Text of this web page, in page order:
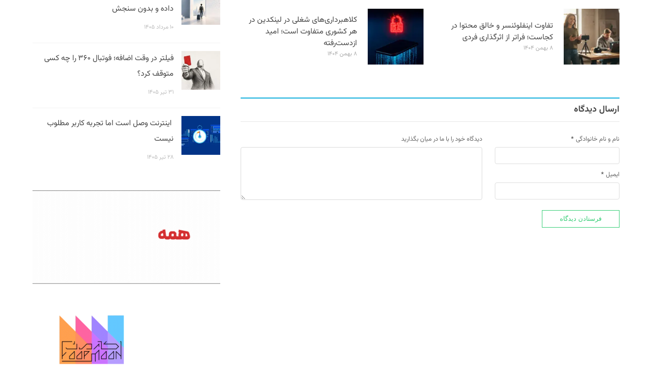
تفاوت اینفلوئنسر و خالق محتوا در
کجاست؛ فراتر از اثرگذاری فردی
۸ بهمن ۱۴۰۴
کلاهبرداری‌های شغلی در لینکدین در
هر کشوری متفاوت است؛ امید
ازدست‌رفته
۸ بهمن ۱۴۰۴
ارسال دیدگاه
نام و نام خانوادگی *
ایمیل *
دیدگاه خود را با ما در میان بگذارید
داده و بدون سنجش
۱۰ مرداد ۱۴۰۵
فیلتر در وقت اضافه؛ فوتبال ۳۶۰ را چه کسی
متوقف کرد؟
۳۱ تیر ۱۴۰۵
اینترنت وصل است اما تجربه کاربر مطلوب
نیست
۲۸ تیر ۱۴۰۵